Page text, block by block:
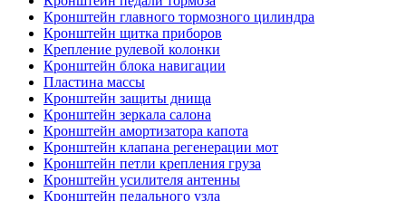
Кронштейн главного тормозного цилиндра
Кронштейн щитка приборов
Крепление рулевой колонки
Кронштейн блока навигации
Пластина массы
Кронштейн защиты днища
Кронштейн зеркала салона
Кронштейн амортизатора капота
Кронштейн клапана регенерации мот
Кронштейн петли крепления груза
Кронштейн усилителя антенны
Кронштейн педального узла